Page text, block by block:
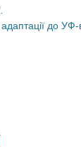
адаптації до